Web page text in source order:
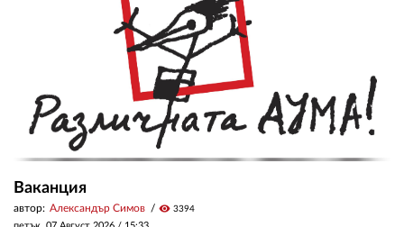
Ваканция
автор: Александър Симов visibility 3394